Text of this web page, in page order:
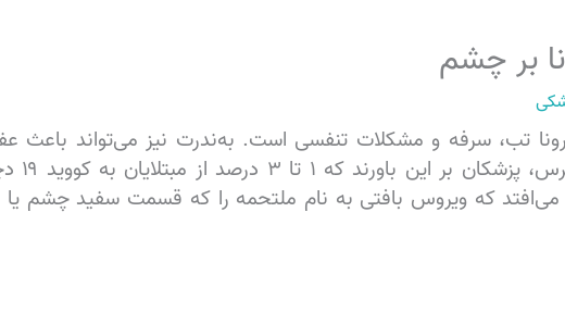
بر چشم
تب، سرفه و مشکلات تنفسی است. به‌ندرت نیز می‌تواند
می‌افتد که ویروس بافتی به نام ملتحمه را که قسمت سفید چشم